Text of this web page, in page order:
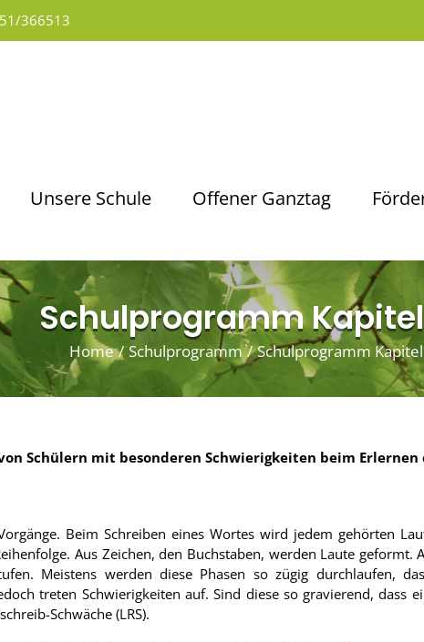
366513
Unsere Schule Offener Ganztag
Schulprogramm
Home / Schulprogramm / Schulprogramm
Schülern mit besonderen Schwierigkeiten beim Erlernen
Beim Schreiben eines Wortes wird jedem gehörten
Aus Zeichen, den Buchstaben, werden Laute
Meistens werden diese Phasen so zügig durchlaufen,
treten Schwierigkeiten auf. Sind diese so gravierend, dass
Schwäche (LRS).